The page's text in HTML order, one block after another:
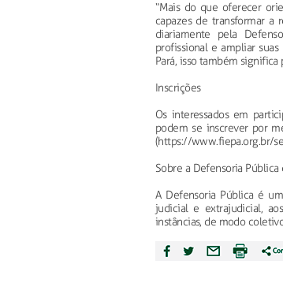
“Mais do que oferecer
capazes de transformar a
diariamente pela
profissional e ampliar
Pará, isso também
Inscrições
Os interessados em
podem se inscrever por
(https://www.fiepa.org.br/
Sobre a Defensoria Pública
A Defensoria Pública é
judicial e extrajudicial,
instâncias, de modo